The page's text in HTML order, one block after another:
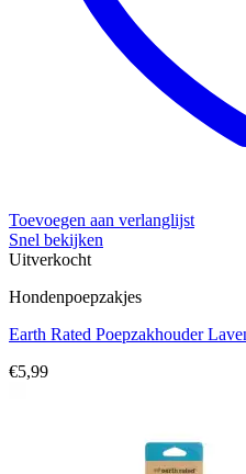
Toevoegen aan verlanglijst
Snel bekijken
Uitverkocht
Hondenpoepzakjes
Earth Rated Poepzakhouder
€5,99